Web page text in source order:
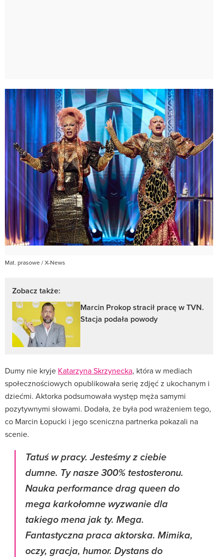
Mat. prasowe / X-News
Zobacz także:
Marcin Prokop stracił pracę w TVN.
Stacja podała powody
Dumy nie kryje Katarzyna Skrzynecka, która w mediach
społecznościowych opublikowała serię zdjęć z ukochanym i
dziećmi. Aktorka podsumowała występ męża samymi
pozytywnymi słowami. Dodała, że była pod wrażeniem tego,
co Marcin Łopucki i jego sceniczna partnerka pokazali na
scenie.
Tatuś w pracy. Jesteśmy z ciebie
dumne. Ty nasze 300% testosteronu.
Nauka performance drag queen do
mega karkołomne wyzwanie dla
takiego mena jak ty. Mega.
Fantastyczna praca aktorska. Mimika,
oczy, gracja, humor. Dystans do